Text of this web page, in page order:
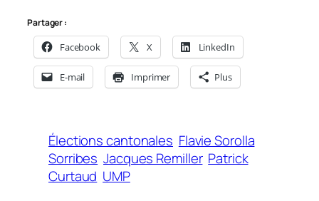
Partager :
Facebook X LinkedIn
E-mail Imprimer Plus
Élections cantonales Flavie Sorolla
Sorribes Jacques Remiller Patrick
Curtaud UMP